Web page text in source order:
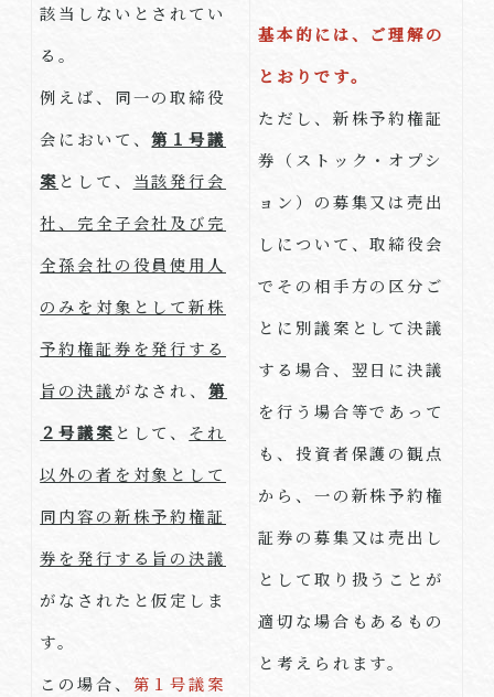
該当しないとされてい
る。
例えば、同一の取締役
会において、第１号議
案 として、 当該発行会
社、完全子会社及び完
全孫会社の役員使用人
のみを対象として新株
予約権証券を発行する
旨の決議がなされ、第
２号議案 として、 それ
以外の者を対象として
同内容の新株予約権証
券を発行する旨の決議
がなされたと仮定しま
す。
この場合、 第１号議案
基本的には、ご理解の
とおりです。
ただし、新株予約権証
券（ストック・オプシ
ョン）の募集又は売出
しについて、取締役会
でその相手方の区分ご
とに別議案として決議
する場合、翌日に決議
を行う場合等であって
も、投資者保護の観点
から、一の新株予約権
証券の募集又は売出し
として取り扱うことが
適切な場合もあるもの
と考えられます。